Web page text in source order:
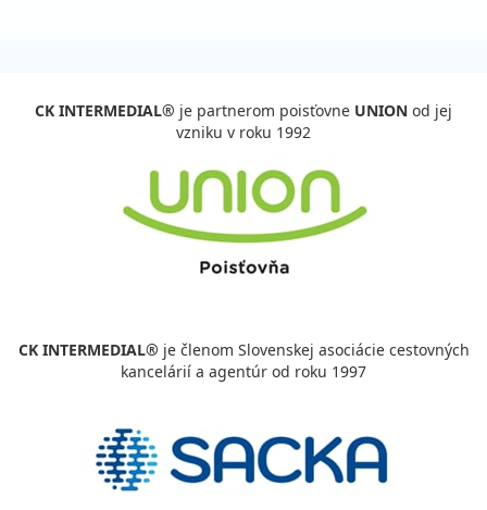
10.09. - 20.09.26 štvrtok - nedeľa
cena za 11 dní (10 nocí)
vypočítať cenu
vypočítať cenu
CK INTERMEDIAL® je partnerom poisťovne UNION od jej
vzniku v roku 1992
CK INTERMEDIAL® je členom Slovenskej asociácie cestovných
kancelárií a agentúr od roku 1997